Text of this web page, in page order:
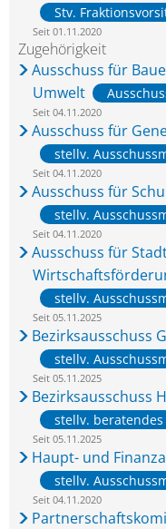
Stv.
Seit 01.11.2020
Zugehörigkeit
Ausschuss für
Umwelt
Seit 04.11.2020
Ausschuss für
stellv.
Seit 04.11.2020
Ausschuss für
stellv.
Seit 04.11.2020
Ausschuss für
stellv.
Seit 05.11.2025
Bezirksausschuss
stellv.
Seit 05.11.2025
Bezirksausschuss
stellv.
Seit 05.11.2025
Haupt- und
stellv.
Seit 04.11.2020